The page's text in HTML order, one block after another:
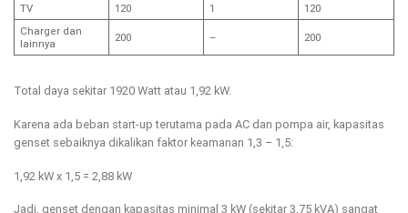
TV
120 1
120
Charger dan
lainnya
200 – 200
Total daya sekitar 1920 Watt atau 1,92 kW.
Karena ada beban start-up terutama pada AC dan pompa air, kapasitas
genset sebaiknya dikalikan faktor keamanan 1,3 – 1,5:
1,92 kW x 1,5 = 2,88 kW
Jadi, genset dengan kapasitas minimal 3 kW (sekitar 3,75 kVA) sangat